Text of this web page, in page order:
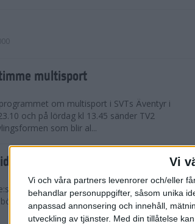
Vi
Vi och våra partners levenrorer och/eller
behandlar personuppgifter, såsom unika
anpassad annonsering och innehåll,
utveckling av tjänster. Med din tillåtelse
multisport
om multisport i SVTs Äventyr i
och på lördag kl 13.45 sänder TV2
som blir al...
Forum tar steget in i den svenska
Lorenzo Nesi, 33, sitt arbete på